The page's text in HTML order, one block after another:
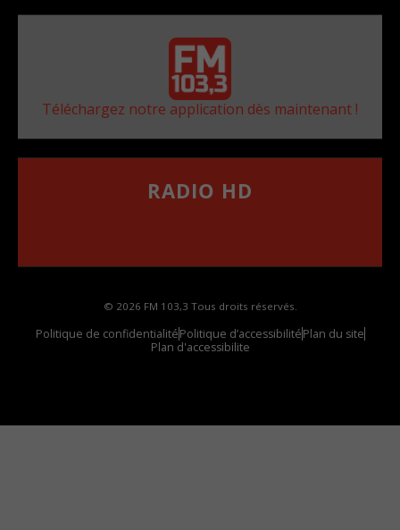
Téléchargez notre application dès maintenant !
RADIO HD
© 2026 FM 103,3 Tous droits réservés.
Politique de confidentialitéPolitique d’accessibilitéPlan du site
Plan d'accessibilite